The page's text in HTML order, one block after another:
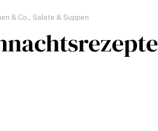
& Co., Salate & Suppen